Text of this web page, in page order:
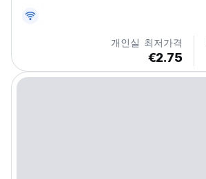
다.
개인실 최저가격
€2.75